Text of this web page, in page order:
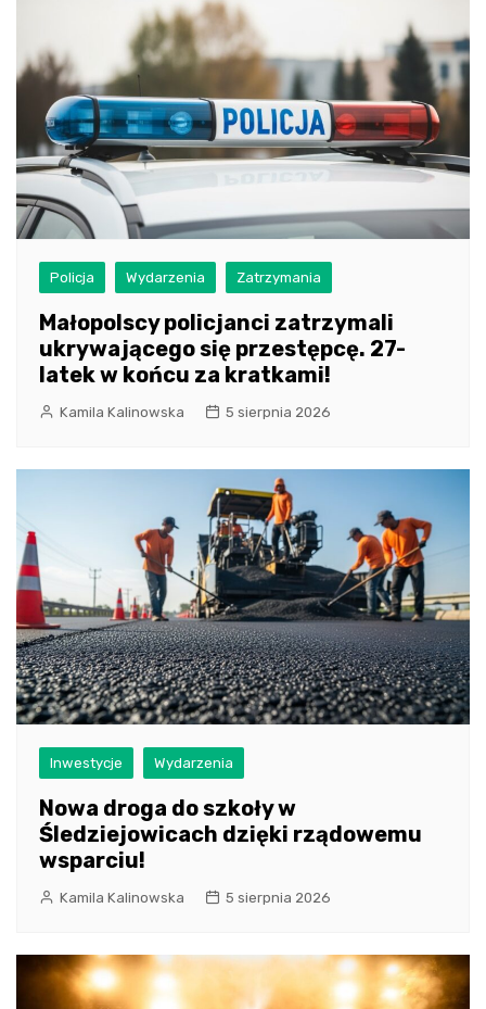
Policja Wydarzenia Zatrzymania
Małopolscy policjanci zatrzymali
ukrywającego się przestępcę. 27-
latek w końcu za kratkami!
Kamila Kalinowska 5 sierpnia 2026
Inwestycje Wydarzenia
Nowa droga do szkoły w
Śledziejowicach dzięki rządowemu
wsparciu!
Kamila Kalinowska 5 sierpnia 2026